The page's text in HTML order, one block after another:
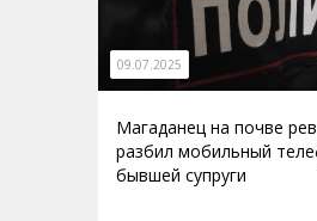
09.07.2025
Магаданец на почве
разбил мобильный
бывшей супруги